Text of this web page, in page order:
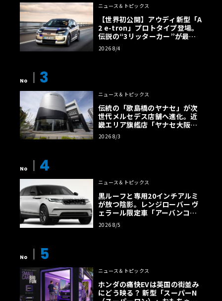
ニュース＆トピックス
【世界初公開】アウディ新型「A
2 e-tron」プロトタイプ登場。
伝説の“3リッターカー”が最高
効率エントリーBEVとして復活
【画像38枚】
2026 8/4
No 3
ニュース＆トピックス
伝統の「歌島橋のヤナセ」が次
世代メルセデス店舗へ進化。近
畿エリア旗艦店「ヤナセ大阪支
店」がリニューアル
2026 8/3
No 4
ニュース＆トピックス
黒ルーフと専用20インチアルミ
が放つ陰影。レンジローバー ヴ
ェラール限定車「アーバンコン
トラスト・エディション」登場
2026 8/5
No 5
ニュース＆トピックス
ホンダの痛快EVは英国の街並み
にどう映る？ 新型「スーパーN